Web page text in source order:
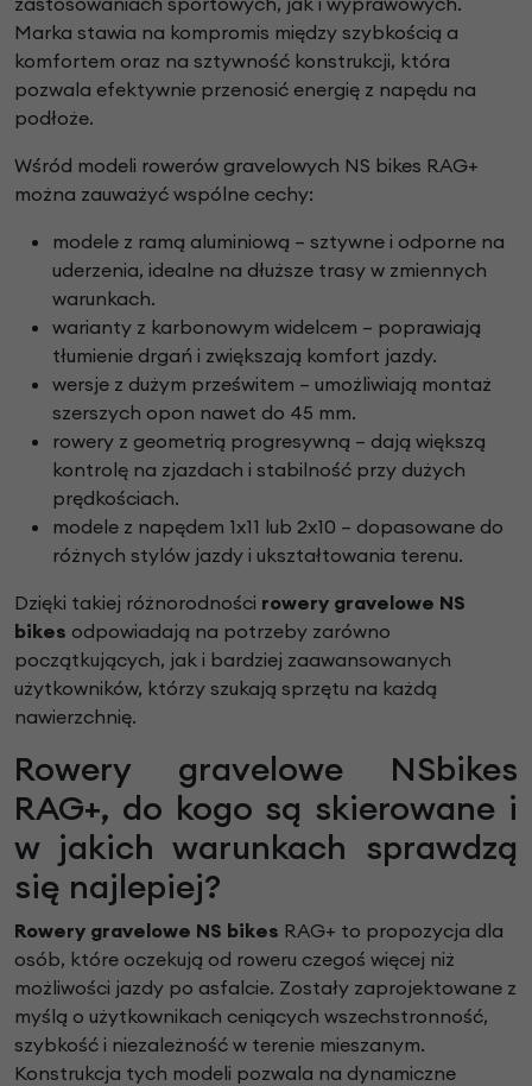
Marka stawia na kompromis między szybkością a
komfortem oraz na sztywność konstrukcji, która
pozwala efektywnie przenosić energię z napędu na
podłoże.
Wśród modeli rowerów gravelowych NS bikes RAG+
można zauważyć wspólne cechy:
modele z ramą aluminiową – sztywne i odporne na
uderzenia, idealne na dłuższe trasy w zmiennych
warunkach.
warianty z karbonowym widelcem – poprawiają
tłumienie drgań i zwiększają komfort jazdy.
wersje z dużym prześwitem – umożliwiają montaż
szerszych opon nawet do 45 mm.
rowery z geometrią progresywną – dają większą
kontrolę na zjazdach i stabilność przy dużych
prędkościach.
modele z napędem 1x11 lub 2x10 – dopasowane do
różnych stylów jazdy i ukształtowania terenu.
Dzięki takiej różnorodności rowery gravelowe NS
bikes odpowiadają na potrzeby zarówno
początkujących, jak i bardziej zaawansowanych
użytkowników, którzy szukają sprzętu na każdą
nawierzchnię.
Rowery gravelowe NSbikes
RAG+, do kogo są skierowane i
w jakich warunkach sprawdzą
się najlepiej?
Rowery gravelowe NS bikes RAG+ to propozycja dla
osób, które oczekują od roweru czegoś więcej niż
możliwości jazdy po asfalcie. Zostały zaprojektowane z
myślą o użytkownikach ceniących wszechstronność,
szybkość i niezależność w terenie mieszanym.
Konstrukcja tych modeli pozwala na dynamiczne